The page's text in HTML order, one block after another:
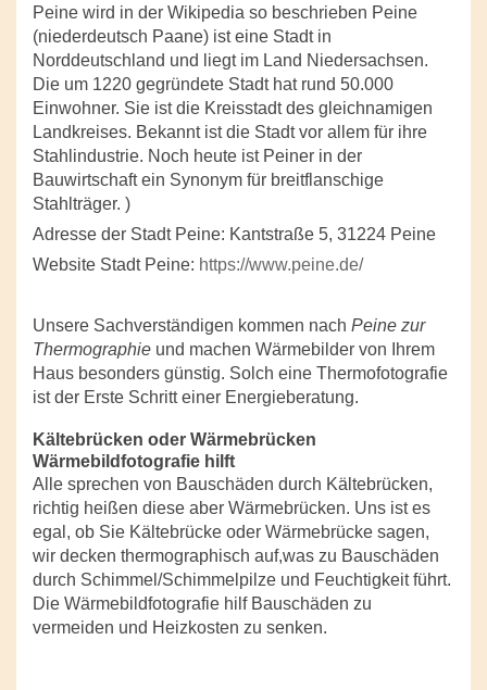
Peine wird in der Wikipedia so beschrieben Peine
(niederdeutsch Paane) ist eine Stadt in
Norddeutschland und liegt im Land Niedersachsen.
Die um 1220 gegründete Stadt hat rund 50.000
Einwohner. Sie ist die Kreisstadt des gleichnamigen
Landkreises. Bekannt ist die Stadt vor allem für ihre
Stahlindustrie. Noch heute ist Peiner in der
Bauwirtschaft ein Synonym für breitflanschige
Stahlträger. )
Adresse der Stadt Peine: Kantstraße 5, 31224 Peine
Website Stadt Peine: https://www.peine.de/
Unsere Sachverständigen kommen nach Peine zur
Thermographie und machen Wärmebilder von Ihrem
Haus besonders günstig. Solch eine Thermofotografie
ist der Erste Schritt einer Energieberatung.
Kältebrücken oder Wärmebrücken
Wärmebildfotografie hilft
Alle sprechen von Bauschäden durch Kältebrücken,
richtig heißen diese aber Wärmebrücken. Uns ist es
egal, ob Sie Kältebrücke oder Wärmebrücke sagen,
wir decken thermographisch auf,was zu Bauschäden
durch Schimmel/Schimmelpilze und Feuchtigkeit führt.
Die Wärmebildfotografie hilf Bauschäden zu
vermeiden und Heizkosten zu senken.